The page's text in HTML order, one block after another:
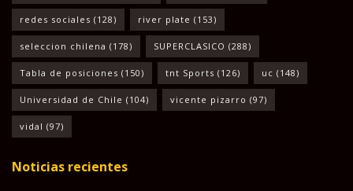
redes sociales (128) river plate (153)
seleccion chilena (178) SUPERCLASICO (288)
Tabla de posiciones (150) tnt Sports (126) uc (148)
Universidad de Chile (104) vicente pizarro (97)
vidal (97)
Noticias recientes